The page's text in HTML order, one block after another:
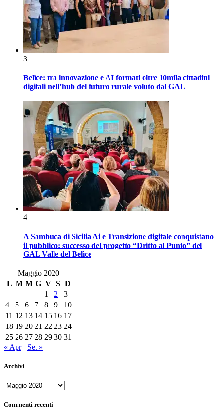
3
Belìce: tra innovazione e AI formati oltre 10mila cittadini
digitali nell’hub del futuro rurale voluto dal GAL
4
A Sambuca di Sicilia Ai e Transizione digitale conquistano
il pubblico: successo del progetto “Dritto al Punto” del
GAL Valle del Belìce
Maggio 2020
L M M G V S D
1
2
3
4
5 6 7 8 9
10
11 12 13 14 15 16 17
18 19 20 21 22 23 24
25 26 27 28 29 30 31
« Apr
Set »
Archivi
Archivi
Commenti recenti